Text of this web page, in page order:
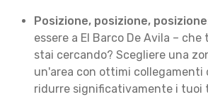
Posizione, posizione,
essere a El Barco De Avila –
stai cercando? Scegliere una
un'area con ottimi collegamenti
ridurre significativamente i tuoi